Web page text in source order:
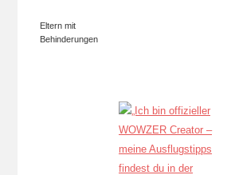
Eltern mit
Behinderungen